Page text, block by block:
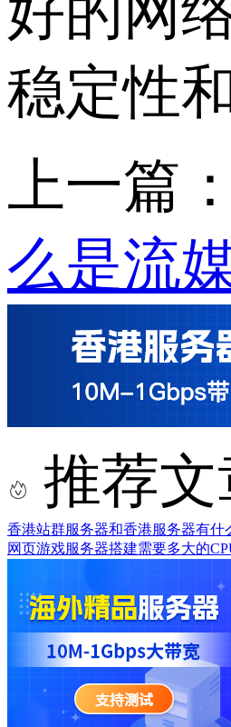
好的网
稳定性
上一篇：
么是流
推荐文
香港站群服务器和香港服务器有什
网页游戏服务器搭建需要多大的